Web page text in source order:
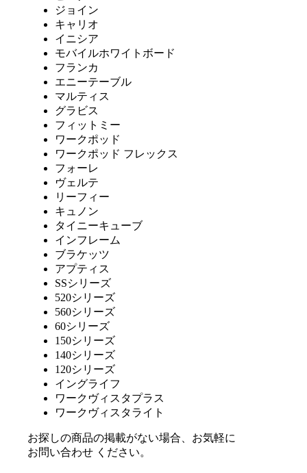
ジョイン
キャリオ
イニシア
モバイルホワイトボード
フランカ
エニーテーブル
マルティス
グラビス
フィットミー
ワークポッド
ワークポッド フレックス
フォーレ
ヴェルテ
リーフィー
キュノン
タイニーキューブ
インフレーム
ブラケッツ
アプティス
SSシリーズ
520シリーズ
560シリーズ
60シリーズ
150シリーズ
140シリーズ
120シリーズ
イングライフ
ワークヴィスタプラス
ワークヴィスタライト
お探しの商品の掲載がない場合、お気軽に
お問い合わせ ください。